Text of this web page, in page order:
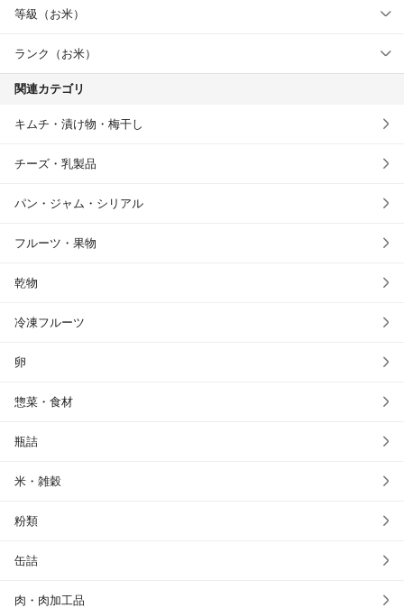
等級（お米）
ランク（お米）
関連カテゴリ
キムチ・漬け物・梅干し
チーズ・乳製品
パン・ジャム・シリアル
フルーツ・果物
乾物
冷凍フルーツ
卵
惣菜・食材
瓶詰
米・雑穀
粉類
缶詰
肉・肉加工品